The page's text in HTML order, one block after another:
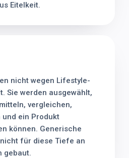
Eitelkeit.
nicht wegen Lifestyle-
Sie werden ausgewählt,
vergleichen,
ein Produkt
können. Generische
für diese Tiefe an
gebaut.